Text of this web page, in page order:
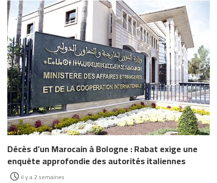
Décès d’un Marocain à Bologne : Rabat exige une
enquête approfondie des autorités italiennes
il y a 2 semaines